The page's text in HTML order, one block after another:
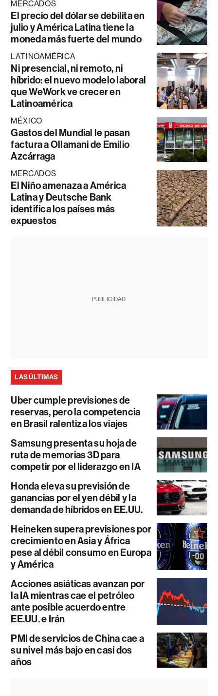
MERCADOS
El precio del dólar se debilita en
julio y América Latina tiene la
moneda más fuerte del mundo
LATINOAMÉRICA
Ni presencial, ni remoto, ni
híbrido: el nuevo modelo laboral
que WeWork ve crecer en
Latinoamérica
MÉXICO
Gastos del Mundial le pasan
factura a Ollamani de Emilio
Azcárraga
MERCADOS
El Niño amenaza a América
Latina y Deutsche Bank
identifica los países más
expuestos
PUBLICIDAD
LAS ÚLTIMAS
Uber cumple previsiones de
reservas, pero la competencia
en Brasil ralentiza los viajes
Samsung presenta su hoja de
ruta de memorias 3D para
competir por el liderazgo en IA
Honda eleva su previsión de
ganancias por el yen débil y la
demanda de híbridos en EE.UU.
Heineken supera previsiones por
crecimiento en Asia y África
pese al débil consumo en Europa
y América
Acciones asiáticas avanzan por
la IA mientras cae el petróleo
ante posible acuerdo entre
EE.UU. e Irán
PMI de servicios de China cae a
su nivel más bajo en casi dos
años